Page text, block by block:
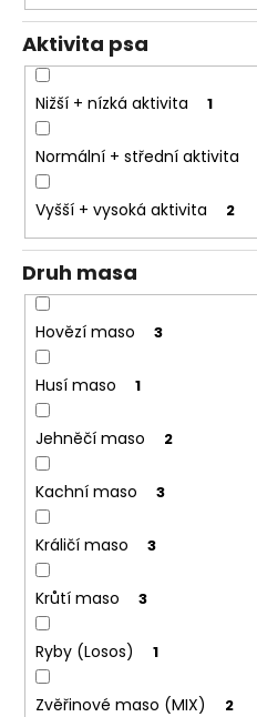
Aktivita psa
Nižší + nízká aktivita 1
Normální + střední aktivita
Vyšší + vysoká aktivita 2
Druh masa
Hovězí maso 3
Husí maso 1
Jehněčí maso 2
Kachní maso 3
Králičí maso 3
Krůtí maso 3
Ryby (Losos) 1
Zvěřinové maso (MIX) 2
D
o
p
o
u
č
u
m